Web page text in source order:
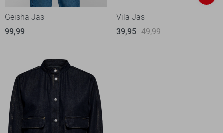
Geisha Jas
99,99
Vila Jas
39,95 49,99